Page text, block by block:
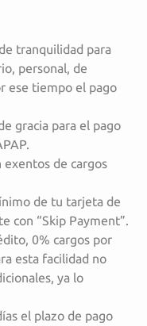
tranquilidad para
personal, de
ese tiempo el pago
gracia para el pago
exentos de cargos
de tu tarjeta de
con “Skip Payment”.
0% cargos por
esta facilidad no
ya lo
el plazo de pago